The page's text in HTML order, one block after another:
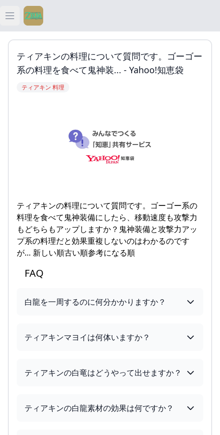
Open main menu
ティアキン
ティアキン 祠
ティアキンの料理について質問です。ゴーゴー
系の料理を食べて鬼神装... - Yahoo!知恵袋
ティアキン 料理
ティアキンの料理について質問です。ゴーゴー系の
料理を食べて鬼神装備にしたら、移動速度も攻撃力
もどちらもアップしますか？鬼神装備と攻撃力アッ
プ系の料理だと効果重複しないのはわかるのです
が… 新しい順古い順参考になる順
FAQ
白龍を一周するのに何分かかりますか？
ティアキンマヨイは何体いますか？
ティアキンの白竜はどうやって出せますか？
ティアキンの白龍素材の効果は何ですか？